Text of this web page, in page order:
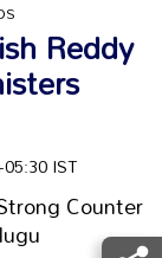
Reddy
IST
Counter